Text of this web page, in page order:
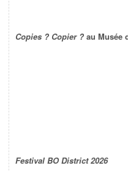
Copies ? Copier ? au Musée
Festival BO District 2026